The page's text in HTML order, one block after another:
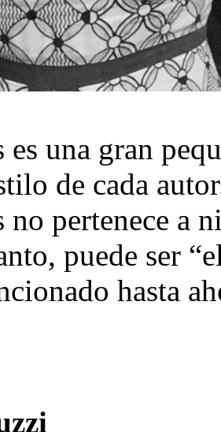
es una gran
de cada
no pertenece a
puede ser
hasta